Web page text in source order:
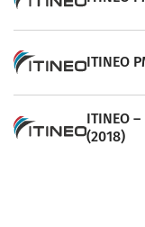
ITINEO
ITINEO
(2018)